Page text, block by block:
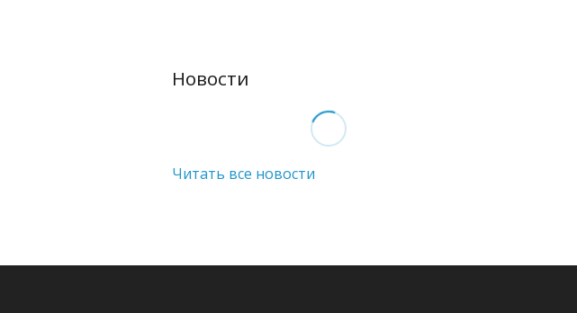
Новости
Читать все новости